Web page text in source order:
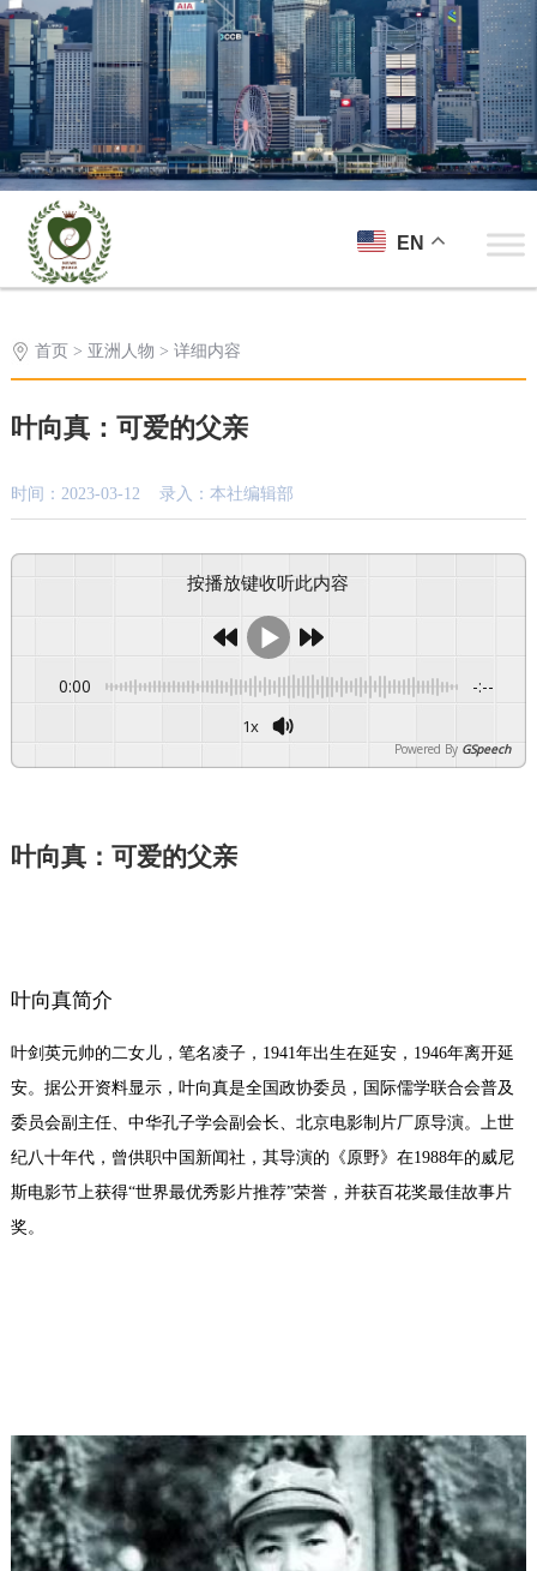
EN
首页 > 亚洲人物 > 详细内容
叶向真：可爱的父亲
时间：2023-03-12 录入：本社编辑部
按播放键收听此内容
0:00 -:--
1x
Powered By GSpeech
叶向真： 可爱的父亲
叶向真简介
叶剑英元帅的二女儿，笔名凌子，1941年出生在延安，1946年离开延
安。据公开资料显示，叶向真是全国政协委员，国际儒学联合会普及
委员会副主任、中华孔子学会副会长、北京电影制片厂原导演。上世
纪八十年代，曾供职中国新闻社，其导演的《原野》在1988年的威尼
斯电影节上获得“世界最优秀影片推荐”荣誉，并获百花奖最佳故事片
奖。